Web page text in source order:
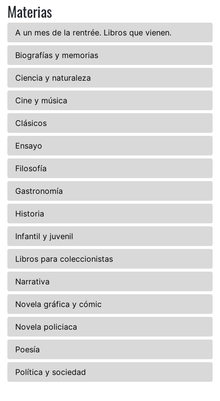
Materias
A un mes de la rentrée. Libros que vienen.
Biografías y memorias
Ciencia y naturaleza
Cine y música
Clásicos
Ensayo
Filosofía
Gastronomía
Historia
Infantil y juvenil
Libros para coleccionistas
Narrativa
Novela gráfica y cómic
Novela policiaca
Poesía
Política y sociedad